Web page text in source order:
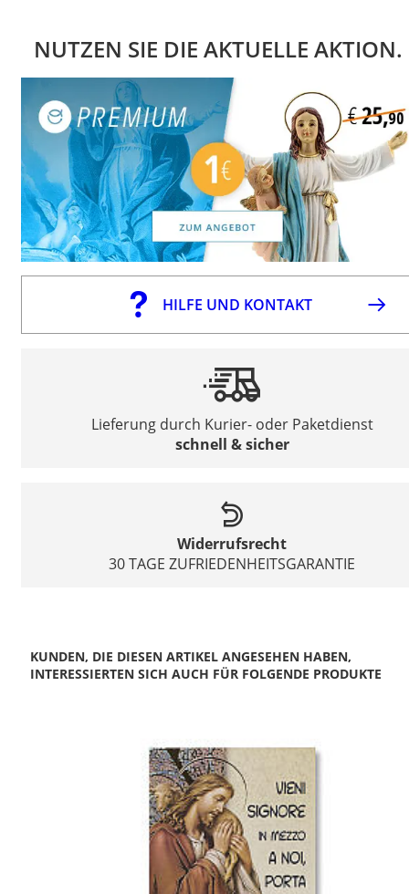
NUTZEN SIE DIE AKTUELLE AKTION.
HILFE UND KONTAKT
Lieferung durch Kurier- oder Paketdienst
schnell & sicher
Widerrufsrecht
30 TAGE ZUFRIEDENHEITSGARANTIE
KUNDEN, DIE DIESEN ARTIKEL ANGESEHEN HABEN,
INTERESSIERTEN SICH AUCH FÜR FOLGENDE PRODUKTE